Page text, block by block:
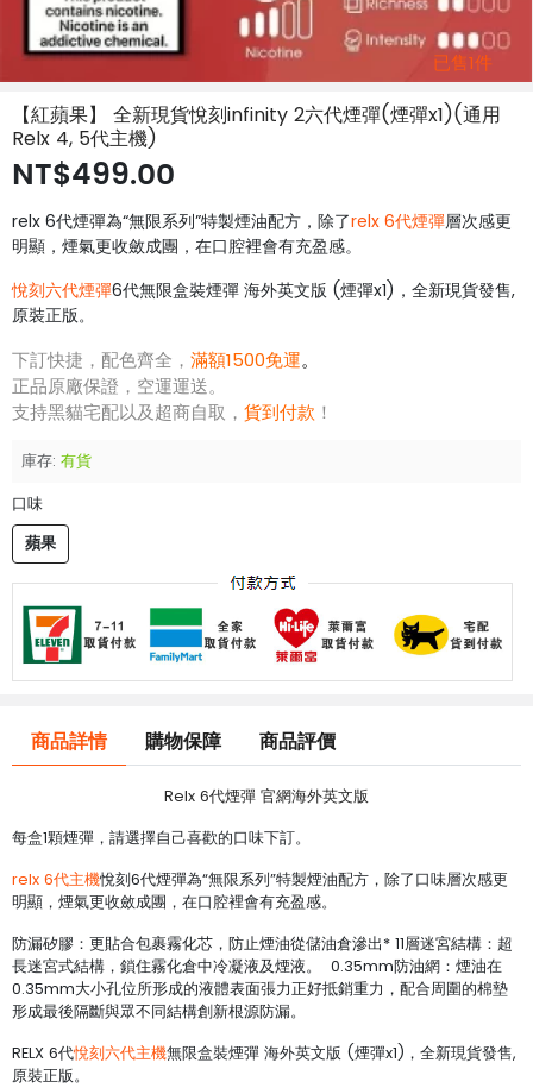
已售1件
【紅蘋果】 全新現貨悅刻infinity 2六代煙彈(煙彈x1)(通用
Relx 4, 5代主機)
NT$499.00
relx 6代煙彈為“無限系列”特製煙油配方，除了relx 6代煙彈層次感更
明顯，煙氣更收斂成團，在口腔裡會有充盈感。
悅刻六代煙彈6代無限盒裝煙彈 海外英文版 (煙彈x1)，全新現貨發售,
原裝正版。
下訂快捷，配色齊全， 滿額1500免運。
正品原廠保證，空運運送。
支持黑貓宅配以及超商自取， 貨到付款 ！
庫存: 有貨
口味
蘋果
商品詳情 購物保障 商品評價
Relx 6代煙彈 官網海外英文版
每盒1顆煙彈，請選擇自己喜歡的口味下訂。
relx 6代主機悅刻6代煙彈為“無限系列”特製煙油配方，除了口味層次感更
明顯，煙氣更收斂成團，在口腔裡會有充盈感。
防漏矽膠：更貼合包裹霧化芯，防止煙油從儲油倉滲出* 11層迷宮結構：超
長迷宮式結構，鎖住霧化倉中冷凝液及煙液。 0.35mm防油網：煙油在
0.35mm大小孔位所形成的液體表面張力正好抵銷重力，配合周圍的棉墊
形成最後隔斷與眾不同結構創新根源防漏。
RELX 6代悅刻六代主機無限盒裝煙彈 海外英文版 (煙彈x1)，全新現貨發售,
原裝正版。